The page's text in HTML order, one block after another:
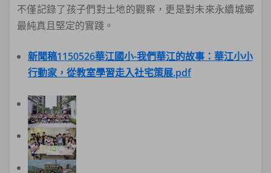
不僅記錄了孩子們對土地的觀察，更是對未來永續城鄉
最純真且堅定的實踐。
新聞稿1150526華江國小-我們華江的故事：華江小小
行動家，從教室學習走入社宅策展.pdf